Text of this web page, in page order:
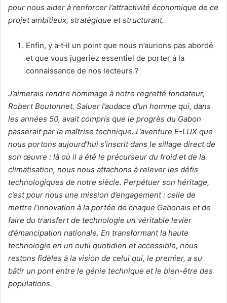
pour nous aider à renforcer l’attractivité économique de ce
projet ambitieux, stratégique et structurant.
Enfin, y a‑t‑il un point que nous n’aurions pas abordé
et que vous jugeriez essentiel de porter à la
connaissance de nos lecteurs ?
J’aimerais rendre hommage à notre regretté fondateur,
Robert Boutonnet. Saluer l’audace d’un homme qui, dans
les années 50, avait compris que le progrès du Gabon
passerait par la maîtrise technique. L’aventure E-LUX que
nous portons aujourd’hui s’inscrit dans le sillage direct de
son œuvre : là où il a été le précurseur du froid et de la
climatisation, nous nous attachons à relever les défis
technologiques de notre siècle. Perpétuer son héritage,
c’est pour nous une mission d’engagement : celle de
mettre l’innovation à la portée de chaque Gabonais et de
faire du transfert de technologie un véritable levier
d’émancipation nationale. En transformant la haute
technologie en un outil quotidien et accessible, nous
restons fidèles à la vision de celui qui, le premier, a su
bâtir un pont entre le génie technique et le bien-être des
populations.